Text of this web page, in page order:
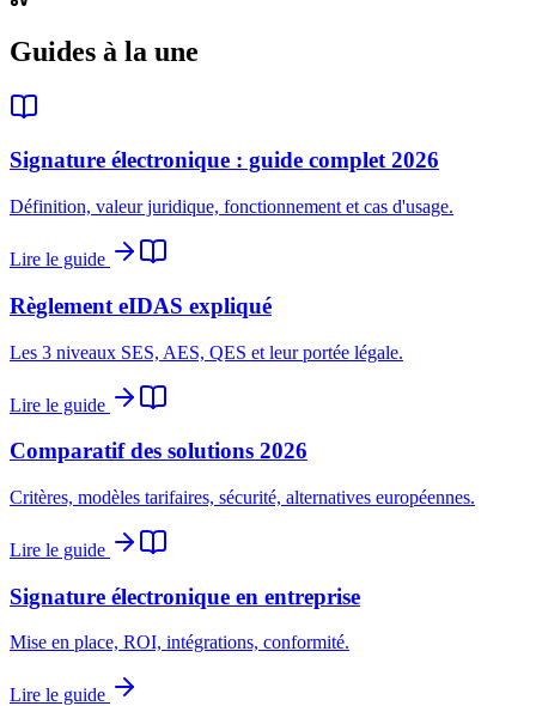
Guides à la une
Signature électronique : guide complet 2026
Définition, valeur juridique, fonctionnement et cas d'usage.
Lire le guide
Règlement eIDAS expliqué
Les 3 niveaux SES, AES, QES et leur portée légale.
Lire le guide
Comparatif des solutions 2026
Critères, modèles tarifaires, sécurité, alternatives européennes.
Lire le guide
Signature électronique en entreprise
Mise en place, ROI, intégrations, conformité.
Lire le guide